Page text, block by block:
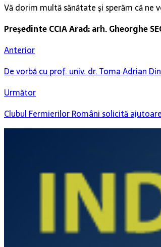
Vă dorim multă sănătate şi sperăm că ne
Preşedinte CCIA Arad: arh. Gheorghe
Anterior
De vorbă cu prof. univ. dr. Toma Adrian
Următor
Clubul Fermierilor Români solicită